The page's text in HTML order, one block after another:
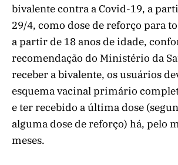
bivalente contra a Covid-19, a
29/4, como dose de reforço para
a partir de 18 anos de idade,
recomendação do Ministério da
receber a bivalente, os usuários
esquema vacinal primário
e ter recebido a última dose
alguma dose de reforço) há, pelo
meses.